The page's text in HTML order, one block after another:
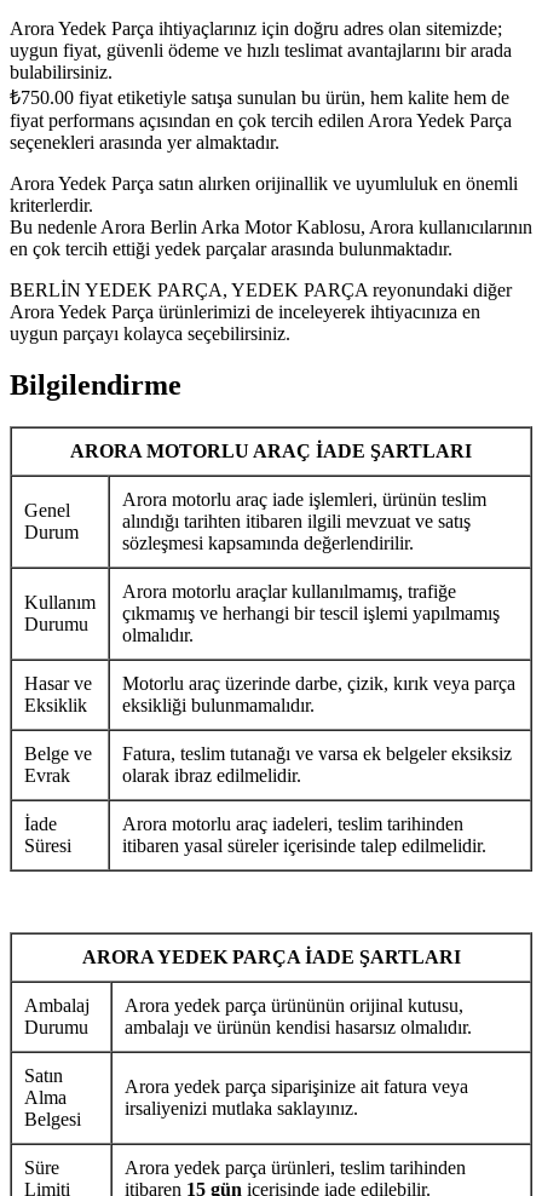
Arora Yedek Parça ihtiyaçlarınız için doğru adres olan sitemizde;
uygun fiyat, güvenli ödeme ve hızlı teslimat avantajlarını bir arada
bulabilirsiniz.
₺750.00 fiyat etiketiyle satışa sunulan bu ürün, hem kalite hem de
fiyat performans açısından en çok tercih edilen Arora Yedek Parça
seçenekleri arasında yer almaktadır.
Arora Yedek Parça satın alırken orijinallik ve uyumluluk en önemli
kriterlerdir.
Bu nedenle Arora Berlin Arka Motor Kablosu, Arora kullanıcılarının
en çok tercih ettiği yedek parçalar arasında bulunmaktadır.
BERLİN YEDEK PARÇA, YEDEK PARÇA reyonundaki diğer
Arora Yedek Parça ürünlerimizi de inceleyerek ihtiyacınıza en
uygun parçayı kolayca seçebilirsiniz.
Bilgilendirme
ARORA MOTORLU ARAÇ İADE ŞARTLARI
Genel
Durum
Arora motorlu araç iade işlemleri, ürünün teslim
alındığı tarihten itibaren ilgili mevzuat ve satış
sözleşmesi kapsamında değerlendirilir.
Kullanım
Durumu
Arora motorlu araçlar kullanılmamış, trafiğe
çıkmamış ve herhangi bir tescil işlemi yapılmamış
olmalıdır.
Hasar ve
Eksiklik
Motorlu araç üzerinde darbe, çizik, kırık veya parça
eksikliği bulunmamalıdır.
Belge ve
Evrak
Fatura, teslim tutanağı ve varsa ek belgeler eksiksiz
olarak ibraz edilmelidir.
İade
Süresi
Arora motorlu araç iadeleri, teslim tarihinden
itibaren yasal süreler içerisinde talep edilmelidir.
ARORA YEDEK PARÇA İADE ŞARTLARI
Ambalaj
Durumu
Arora yedek parça ürününün orijinal kutusu,
ambalajı ve ürünün kendisi hasarsız olmalıdır.
Satın
Alma
Belgesi
Arora yedek parça siparişinize ait fatura veya
irsaliyenizi mutlaka saklayınız.
Süre
Limiti
Arora yedek parça ürünleri, teslim tarihinden
itibaren 15 gün içerisinde iade edilebilir.